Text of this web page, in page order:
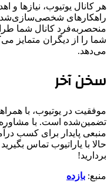
هر کانال یوتیوب، نیازها و
راهکارهای
منحصربه‌فرد کانال شما
شما را از دیگران متمایز
می‌دهد.
سخن آخر
موفقیت در یوتیوب، با
تضمین‌شده است. با مشاوره
منبعی پایدار برای کسب
حالا با یاراتیوب تماس
بردارید!
منبع: بازده